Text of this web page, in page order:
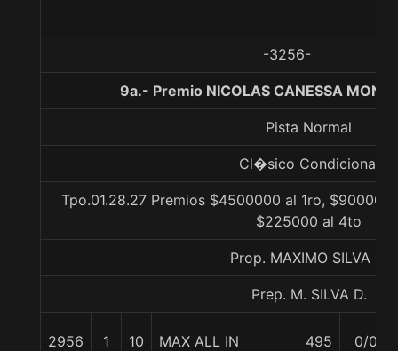
-3256-
9a.- Premio NICOLAS CANESSA
Pista Normal
Cl�sico Condicional
Tpo.01.28.27 Premios $4500000 al 1ro,
$225000 al 4to
Prop. MAXIMO SILVA D.
Prep. M. SILVA D.
2956 1 10 MAX ALL IN 495 0/0